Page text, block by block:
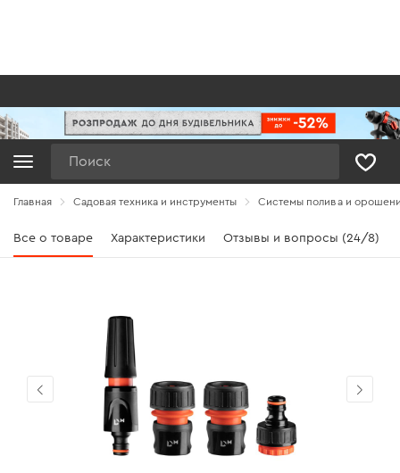
Главная Садовая техника и инструменты Системы полива и
Все о товаре Характеристики Отзывы и вопросы (24/8)